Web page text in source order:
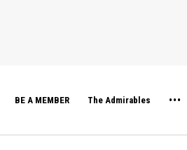
BE A MEMBER The Admirables